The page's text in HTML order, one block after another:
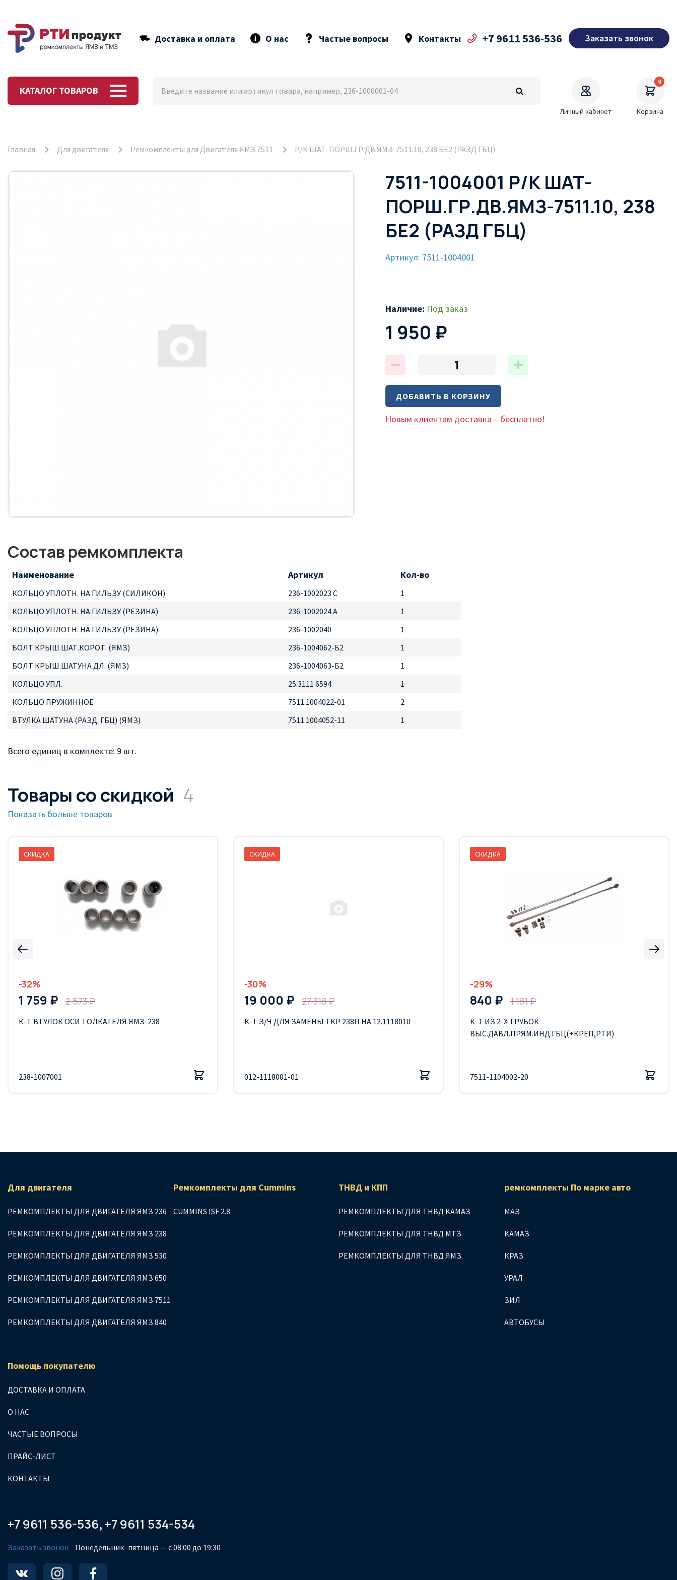
Доставка и оплата О нас Частые вопросы Контакты +7 9611 536-536 Заказать звонок
КАТАЛОГ ТОВАРОВ
Личный кабинет
0
Корзина
Главная Для двигателя Ремкомплекты для Двигателя ЯМЗ 7511 Р/К ШАТ-ПОРШ.ГР.ДВ.ЯМЗ-7511.10, 238 БЕ2 (РАЗД ГБЦ)
7511-1004001 Р/К ШАТ-
ПОРШ.ГР.ДВ.ЯМЗ-7511.10, 238
БЕ2 (РАЗД ГБЦ)
Артикул: 7511-1004001
Наличие: Под заказ
1 950 ₽
ДОБАВИТЬ В КОРЗИНУ
Новым клиентам доставка – бесплатно!
Состав ремкомплекта
Наименование Артикул Кол-во
КОЛЬЦО УПЛОТН. НА ГИЛЬЗУ (СИЛИКОН) 236-1002023 С
1
КОЛЬЦО УПЛОТН. НА ГИЛЬЗУ (РЕЗИНА)
236-1002024 А
1
КОЛЬЦО УПЛОТН. НА ГИЛЬЗУ (РЕЗИНА)
236-1002040
1
БОЛТ КРЫШ.ШАТ.КОРОТ. (ЯМЗ)
236-1004062-Б2
1
БОЛТ КРЫШ.ШАТУНА ДЛ. (ЯМЗ)
236-1004063-Б2
1
КОЛЬЦО УПЛ.
25.3111 6594
1
КОЛЬЦО ПРУЖИННОЕ
7511.1004022-01
2
ВТУЛКА ШАТУНА (РАЗД. ГБЦ) (ЯМЗ)
7511.1004052-11 1
Всего единиц в комплекте: 9 шт.
Товары со скидкой 4
Показать больше товаров
СКИДКА
-32%
1 759 ₽ 2 573 ₽
К-Т ВТУЛОК ОСИ ТОЛКАТЕЛЯ ЯМЗ-238
238-1007001
СКИДКА
-30%
19 000 ₽ 27 318 ₽
К-Т З/Ч ДЛЯ ЗАМЕНЫ ТКР 238П НА 12.1118010
012-1118001-01
СКИДКА
-29%
840 ₽ 1 181 ₽
К-Т ИЗ 2-Х ТРУБОК
ВЫС.ДАВЛ.ПРЯМ.ИНД.ГБЦ(+КРЕП,РТИ)
7511-1104002-20
Для двигателя
РЕМКОМПЛЕКТЫ ДЛЯ ДВИГАТЕЛЯ ЯМЗ 236
РЕМКОМПЛЕКТЫ ДЛЯ ДВИГАТЕЛЯ ЯМЗ 238
РЕМКОМПЛЕКТЫ ДЛЯ ДВИГАТЕЛЯ ЯМЗ 530
РЕМКОМПЛЕКТЫ ДЛЯ ДВИГАТЕЛЯ ЯМЗ 650
РЕМКОМПЛЕКТЫ ДЛЯ ДВИГАТЕЛЯ ЯМЗ 7511
РЕМКОМПЛЕКТЫ ДЛЯ ДВИГАТЕЛЯ ЯМЗ 840
Ремкомплекты для Сummins
CUMMINS ISF 2.8
ТНВД и КПП
РЕМКОМПЛЕКТЫ ДЛЯ ТНВД КАМАЗ
РЕМКОМПЛЕКТЫ ДЛЯ ТНВД МТЗ
РЕМКОМПЛЕКТЫ ДЛЯ ТНВД ЯМЗ
ремкомплекты По марке авто
МАЗ
КАМАЗ
КРАЗ
УРАЛ
ЗИЛ
АВТОБУСЫ
Помощь покупателю
ДОСТАВКА И ОПЛАТА
О НАС
ЧАСТЫЕ ВОПРОСЫ
ПРАЙС-ЛИСТ
КОНТАКТЫ
+7 9611 536-536, +7 9611 534-534
Заказать звонок Понедельник–пятница — с 08:00 до 19:30